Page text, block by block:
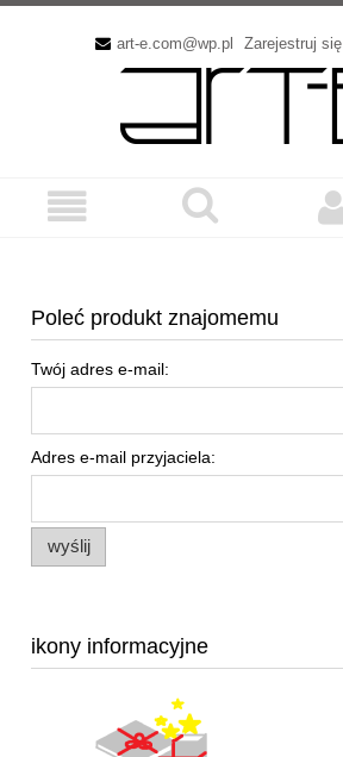
art-e.com@wp.pl Zarejestruj się
Poleć produkt znajomemu
Twój adres e-mail:
Adres e-mail przyjaciela:
wyślij
ikony informacyjne